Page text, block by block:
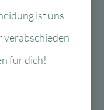
ist uns
verabschieden
für dich!